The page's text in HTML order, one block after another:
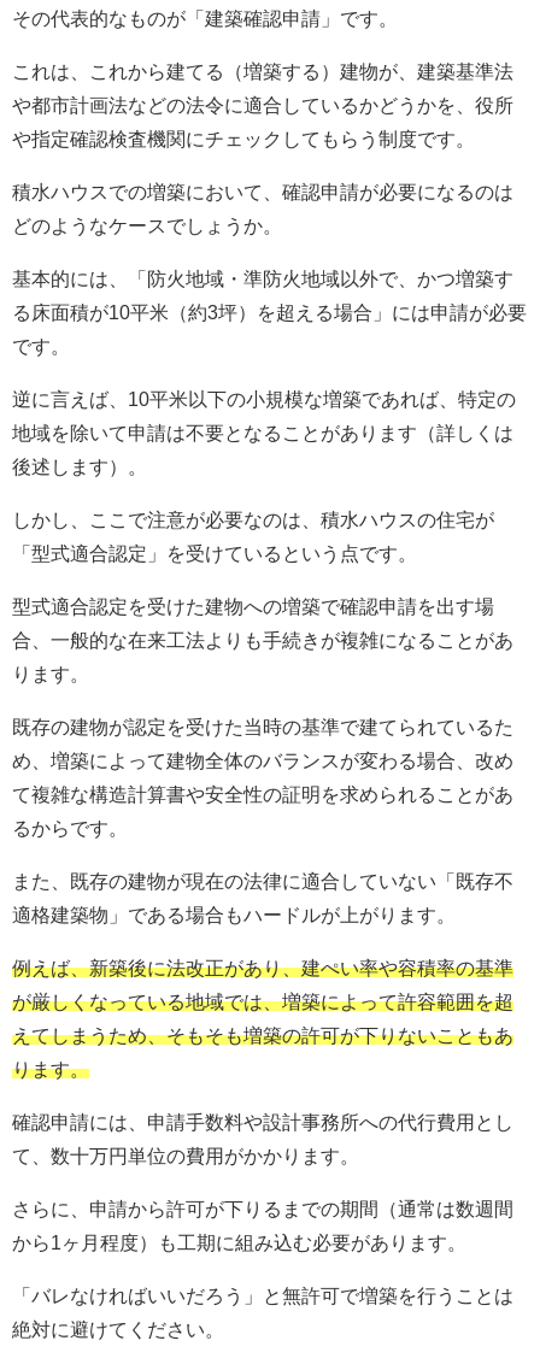
その代表的なものが「建築確認申請」です。
これは、これから建てる（増築する）建物が、建築基準法
や都市計画法などの法令に適合しているかどうかを、役所
や指定確認検査機関にチェックしてもらう制度です。
積水ハウスでの増築において、確認申請が必要になるのは
どのようなケースでしょうか。
基本的には、「防火地域・準防火地域以外で、かつ増築す
る床面積が10平米（約3坪）を超える場合」には申請が必要
です。
逆に言えば、10平米以下の小規模な増築であれば、特定の
地域を除いて申請は不要となることがあります（詳しくは
後述します）。
しかし、ここで注意が必要なのは、積水ハウスの住宅が
「型式適合認定」を受けているという点です。
型式適合認定を受けた建物への増築で確認申請を出す場
合、一般的な在来工法よりも手続きが複雑になることがあ
ります。
既存の建物が認定を受けた当時の基準で建てられているた
め、増築によって建物全体のバランスが変わる場合、改め
て複雑な構造計算書や安全性の証明を求められることがあ
るからです。
また、既存の建物が現在の法律に適合していない「既存不
適格建築物」である場合もハードルが上がります。
例えば、新築後に法改正があり、建ぺい率や容積率の基準
が厳しくなっている地域では、増築によって許容範囲を超
えてしまうため、そもそも増築の許可が下りないこともあ
ります。
確認申請には、申請手数料や設計事務所への代行費用とし
て、数十万円単位の費用がかかります。
さらに、申請から許可が下りるまでの期間（通常は数週間
から1ヶ月程度）も工期に組み込む必要があります。
「バレなければいいだろう」と無許可で増築を行うことは
絶対に避けてください。